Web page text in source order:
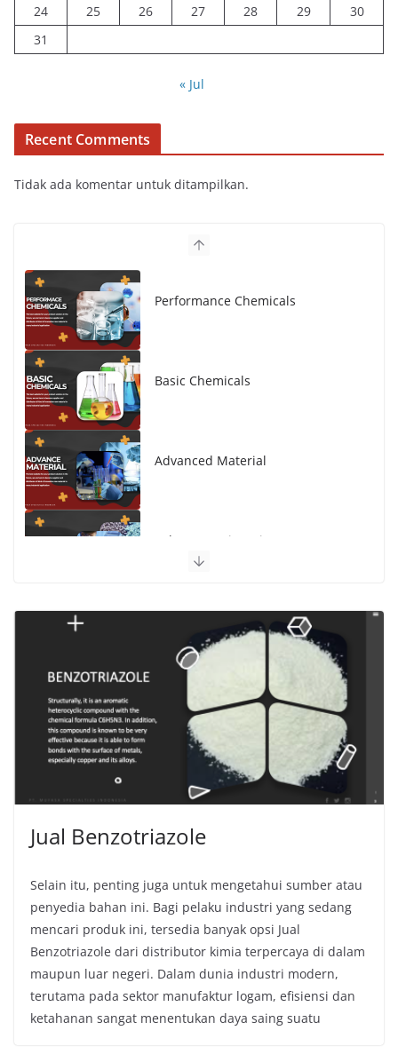
24 25 26 27 28 29
30
31
« Jul
Recent Comments
Tidak ada komentar untuk ditampilkan.
Performance Chemicals
Basic Chemicals
Advanced Material
Polymer Engineering
Jual Benzotriazole
Selain itu, penting juga untuk mengetahui sumber atau
penyedia bahan ini. Bagi pelaku industri yang sedang
mencari produk ini, tersedia banyak opsi Jual
Benzotriazole dari distributor kimia terpercaya di dalam
maupun luar negeri. Dalam dunia industri modern,
terutama pada sektor manufaktur logam, efisiensi dan
ketahanan sangat menentukan daya saing suatu